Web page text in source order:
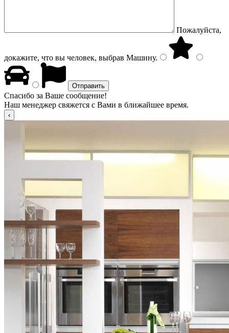
Пожалуйста,
докажите, что вы человек, выбрав Машину.
Спасибо за Ваше сообщение!
Наш менеджер свяжется с Вами в ближайшее время.